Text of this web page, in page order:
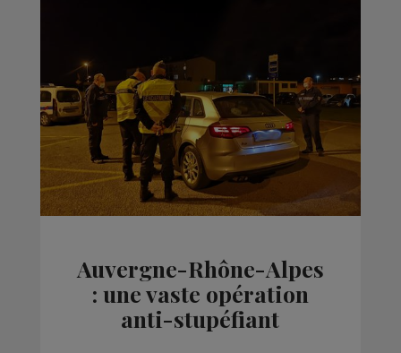
Auvergne-Rhône-Alpes
: une vaste opération
anti-stupéfiant